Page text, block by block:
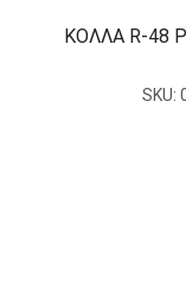
ΚΟΛΛΑ R-48
SKU: